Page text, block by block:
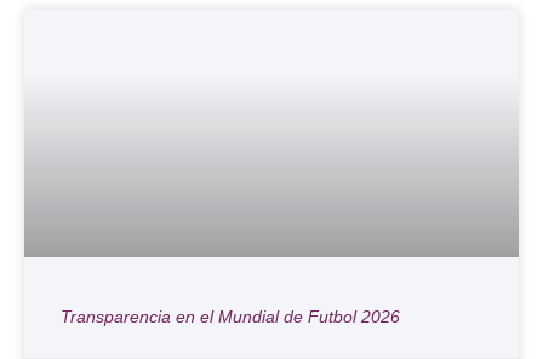
Transparencia en el Mundial de Futbol 2026